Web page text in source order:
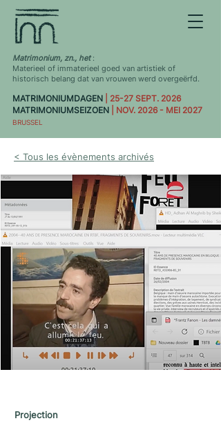
Matrimonium, zn., het :
Materieel of immaterieel goed van artistiek of
historisch belang dat van vrouwen werd overgeërfd.
MATRIMONIUMDAGEN | 25-27 SEPT. 2026
MATRIMONIUMSEIZOEN | NOV. 2026 - MEI 2027
BRUSSEL
< Tous les évènements archivés
Projection